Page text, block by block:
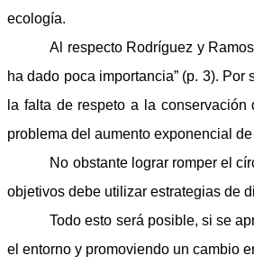
ecología.
Al respecto Rodríguez y
ha dado poca importancia” (p. 3). Por
la falta de respeto a la
problema del aumento exponencial
No obstante lograr romper el
objetivos debe utilizar estrategias de
Todo esto será posible, si se
el entorno y promoviendo un cambio